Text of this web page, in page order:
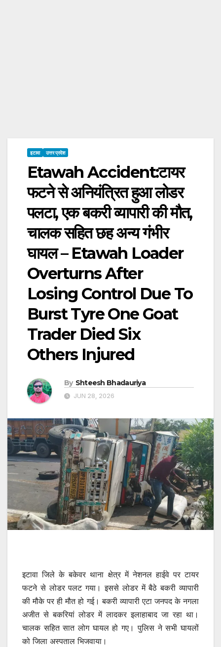
इटावा उत्तर प्रदेश
Etawah Accident:टायर
फटने से अनियंत्रित हुआ लोडर
पलटा, एक बकरी व्यापारी की मौत,
चालक सहित छह अन्य गंभीर
घायल – Etawah Loader
Overturns After
Losing Control Due To
Burst Tyre One Goat
Trader Died Six
Others Injured
By Shteesh Bhadauriya
JUN 28, 2026
इटावा जिले के बकेवर थाना क्षेत्र में नेशनल हाईवे पर टायर
फटने से लोडर पलट गया। इससे लोडर में बैठे बकरी व्यापारी
की मौके पर ही मौत हो गई। बकरी व्यापारी एटा जनपद के नगला
अजीत से बकरियां लोडर में लादकर इलाहाबाद जा रहा था।
चालक सहित सात लोग घायल हो गए। पुलिस ने सभी घायलों
को जिला अस्पताल भिजवाया।